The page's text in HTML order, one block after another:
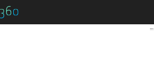
Carbon capture: in Islanda